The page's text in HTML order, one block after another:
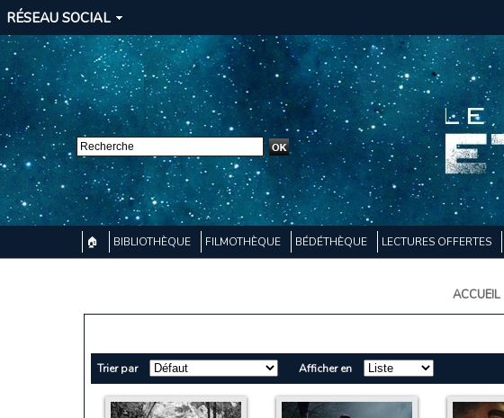
RÉSEAU SOCIAL
🏠 BIBLIOTHÈQUE FILMOTHÈQUE BÉDÉTHÈQUE LECTURES OFFERTES
ACCUEIL
Trier par Afficher en